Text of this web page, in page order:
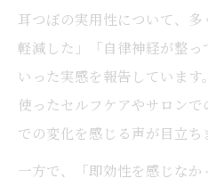
耳つぼの実用性について、
軽減した」「自律神経が整
いった実感を報告していま
使ったセルフケアやサロン
での変化を感じる声が目立ち
一方で、「即効性を感じな